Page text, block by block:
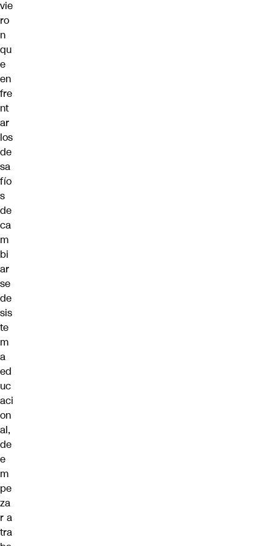
vie
ro
n
qu
e
en
fre
nt
ar
los
de
sa
fío
s
de
ca
m
bi
ar
se
de
sis
te
m
a
ed
uc
aci
on
al,
de
e
m
pe
za
r a
tra